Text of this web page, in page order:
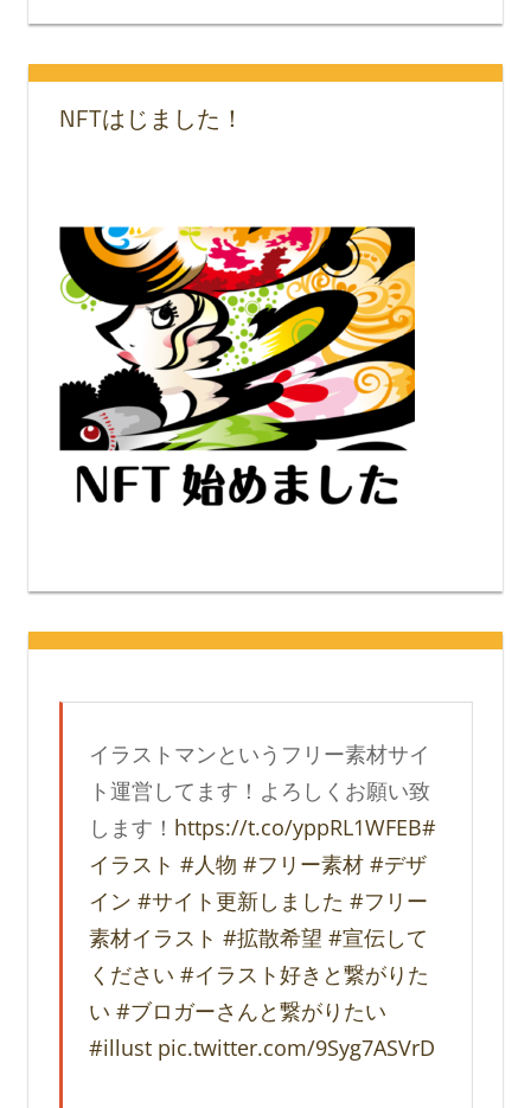
NFTはじました！
イラストマンというフリー素材サイ
ト運営してます！よろしくお願い致
します！ https://t.co/yppRL1WFEB#
イラスト #人物 #フリー素材 #デザ
イン #サイト更新しました #フリー
素材イラスト #拡散希望 #宣伝して
ください #イラスト好きと繋がりた
い #ブロガーさんと繋がりたい
#illust pic.twitter.com/9Syg7ASVrD